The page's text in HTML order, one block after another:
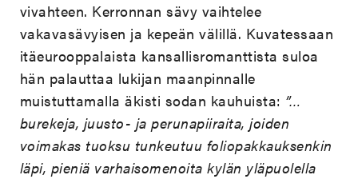
vivahteen. Kerronnan sävy vaihtelee
vakavasävyisen ja kepeän välillä. Kuvatessaan
itäeurooppalaista kansallisromanttista suloa
hän palauttaa lukijan maanpinnalle
muistuttamalla äkisti sodan kauhuista: ”…
burekeja, juusto- ja perunapiiraita, joiden
voimakas tuoksu tunkeutuu foliopakkauksenkin
läpi, pieniä varhaisomenoita kylän yläpuolella